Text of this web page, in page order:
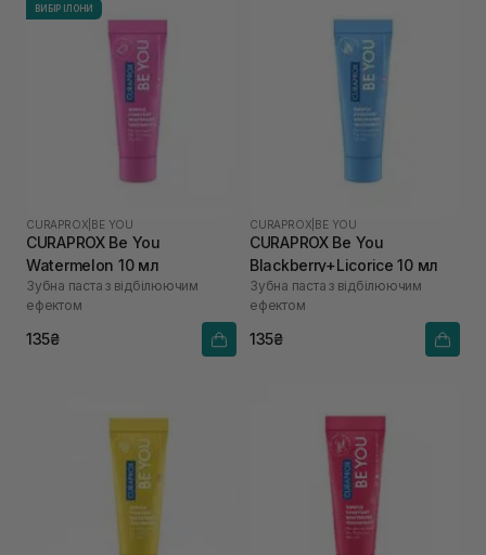
ВИБІР ІЛОНИ
CURAPROX BE YOU
CURAPROX Be You
Watermelon 10 мл
Зубна паста з відбілюючим
ефектом
135₴
CURAPROX BE YOU
CURAPROX Be You
Blackberry+Licorice 10 мл
Зубна паста з відбілюючим
ефектом
135₴